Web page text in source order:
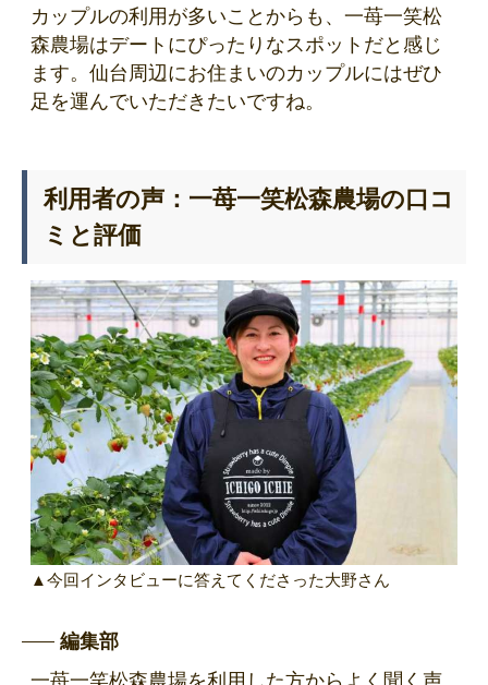
カップルの利用が多いことからも、一苺一笑松
森農場はデートにぴったりなスポットだと感じ
ます。仙台周辺にお住まいのカップルにはぜひ
足を運んでいただきたいですね。
利用者の声：一苺一笑松森農場の口コ
ミと評価
▲今回インタビューに答えてくださった大野さん
編集部